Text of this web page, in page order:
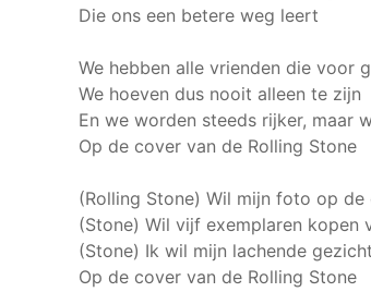
Die ons een betere weg leert
We hebben alle vrienden die voor
We hoeven dus nooit alleen te zijn
En we worden steeds rijker, maar
Op de cover van de Rolling Stone
(Rolling Stone) Wil mijn foto op de
(Stone) Wil vijf exemplaren kopen
(Stone) Ik wil mijn lachende
Op de cover van de Rolling Stone